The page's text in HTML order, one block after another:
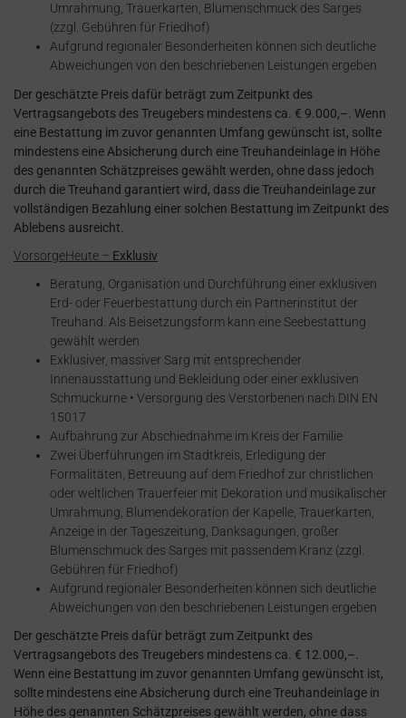
Umrahmung, Trauerkarten, Blumenschmuck des Sarges
(zzgl. Gebühren für Friedhof)
Aufgrund regionaler Besonderheiten können sich deutliche
Abweichungen von den beschriebenen Leistungen ergeben
Der geschätzte Preis dafür beträgt zum Zeitpunkt des
Vertragsangebots des Treugebers mindestens ca. € 9.000,–. Wenn
eine Bestattung im zuvor genannten Umfang gewünscht ist, sollte
mindestens eine Absicherung durch eine Treuhandeinlage in Höhe
des genannten Schätzpreises gewählt werden, ohne dass jedoch
durch die Treuhand garantiert wird, dass die Treuhandeinlage zur
vollständigen Bezahlung einer solchen Bestattung im Zeitpunkt des
Ablebens ausreicht.
VorsorgeHeute – Exklusiv
Beratung, Organisation und Durchführung einer exklusiven
Erd- oder Feuerbestattung durch ein Partnerinstitut der
Treuhand. Als Beisetzungsform kann eine Seebestattung
gewählt werden
Exklusiver, massiver Sarg mit entsprechender
Innenausstattung und Bekleidung oder einer exklusiven
Schmuckurne • Versorgung des Verstorbenen nach DIN EN
15017
Aufbahrung zur Abschiednahme im Kreis der Familie
Zwei Überführungen im Stadtkreis, Erledigung der
Formalitäten, Betreuung auf dem Friedhof zur christlichen
oder weltlichen Trauerfeier mit Dekoration und musikalischer
Umrahmung, Blumendekoration der Kapelle, Trauerkarten,
Anzeige in der Tageszeitung, Danksagungen, großer
Blumenschmuck des Sarges mit passendem Kranz (zzgl.
Gebühren für Friedhof)
Aufgrund regionaler Besonderheiten können sich deutliche
Abweichungen von den beschriebenen Leistungen ergeben
Der geschätzte Preis dafür beträgt zum Zeitpunkt des
Vertragsangebots des Treugebers mindestens ca. € 12.000,–.
Wenn eine Bestattung im zuvor genannten Umfang gewünscht ist,
sollte mindestens eine Absicherung durch eine Treuhandeinlage in
Höhe des genannten Schätzpreises gewählt werden, ohne dass